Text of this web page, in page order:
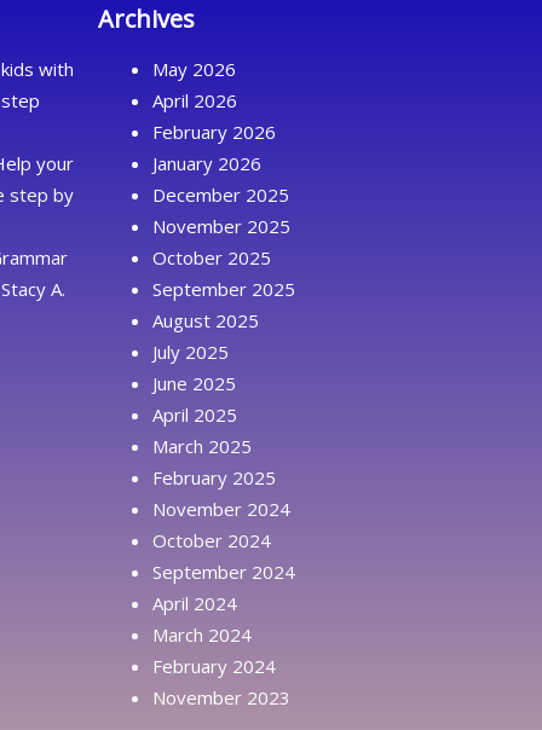
with
your
step by
A.
Archives
May 2026
April 2026
February 2026
January 2026
December 2025
November 2025
October 2025
September 2025
August 2025
July 2025
June 2025
April 2025
March 2025
February 2025
November 2024
October 2024
September 2024
April 2024
March 2024
February 2024
November 2023